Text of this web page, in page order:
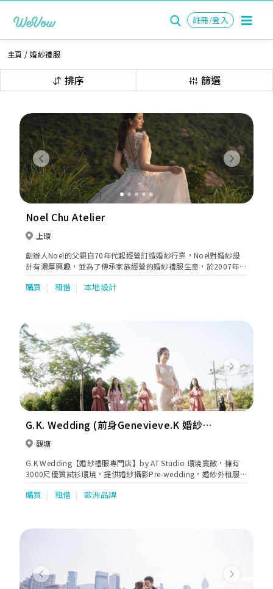
註冊/登入
主頁 /婚紗禮服
排序 篩選
Previous Next
Noel Chu Atelier
上環
創辦人Noel的父親自70年代起經營訂造婚紗行業，Noel對婚紗設
計有濃厚興趣，並為了傳承家族經營的婚紗禮服生意，於2007年成
立Noel Chu Wedding Gallery，發展個人設計事業。 現時Noel
Chu Wedding Gallery已正式更名為Noel Chu Atelier，除婚紗禮服
購買 租借 本地設計
Previous Next
G.K. Wedding (前身Genevieve.K 婚紗禮
服專門店)
觀塘
G.K Wedding【婚紗禮服專門店】by AT Studio 環境寬敞，擁有
3000尺優質試衫環境，提供婚紗攝影Pre-wedding，婚紗外租服
務，Bigday攝錄及Bigday Make-up，Bridal Gown Design，Pre-
Wedding Photography，Makeup等服務。更有外國品牌婚紗租
訂造，星級化妝及婚禮一條龍服務。
購買 租借 歐洲品牌
Previous Next